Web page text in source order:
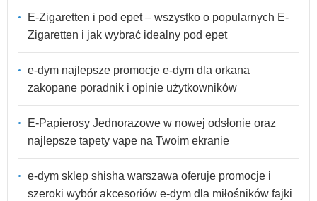
E-Zigaretten i pod epet – wszystko o popularnych E-
Zigaretten i jak wybrać idealny pod epet
e-dym najlepsze promocje e-dym dla orkana
zakopane poradnik i opinie użytkowników
E-Papierosy Jednorazowe w nowej odsłonie oraz
najlepsze tapety vape na Twoim ekranie
e-dym sklep shisha warszawa oferuje promocje i
szeroki wybór akcesoriów e-dym dla miłośników fajki